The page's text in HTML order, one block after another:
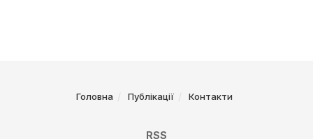
Головна Публікації Контакти
RSS